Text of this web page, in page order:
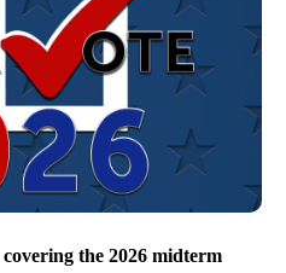
the 2026 midterm